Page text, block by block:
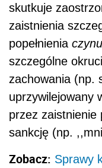
skutkuje
zaistnienia
popełnienia
szczególne
zachowania (np.
uprzywilejowany
przez zaistnienie
sankcję (np.
Zobacz: Sprawy